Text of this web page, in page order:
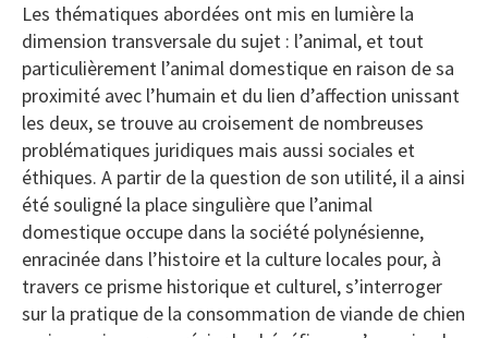
Les thématiques abordées ont mis en lumière la
dimension transversale du sujet : l’animal, et tout
particulièrement l’animal domestique en raison de sa
proximité avec l’humain et du lien d’affection unissant
les deux, se trouve au croisement de nombreuses
problématiques juridiques mais aussi sociales et
éthiques. A partir de la question de son utilité, il a ainsi
été souligné la place singulière que l’animal
domestique occupe dans la société polynésienne,
enracinée dans l’histoire et la culture locales pour, à
travers ce prisme historique et culturel, s’interroger
sur la pratique de la consommation de viande de chien